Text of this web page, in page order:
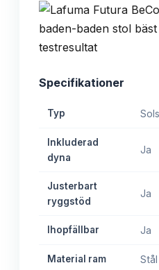
Specifikationer
Typ
Inkluderad
dyna
Ja
Justerbart
ryggstöd
Ja
Ihopfällbar Ja
Material ram Stål